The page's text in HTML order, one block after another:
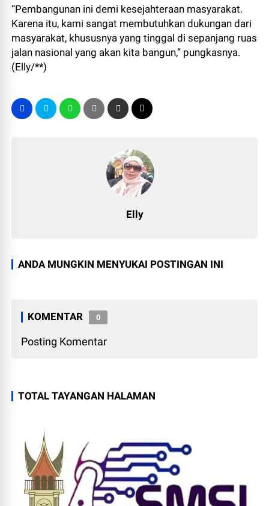
“Pembangunan ini demi kesejahteraan masyarakat.
Karena itu, kami sangat membutuhkan dukungan dari
masyarakat, khususnya yang tinggal di sepanjang ruas
jalan nasional yang akan kita bangun,” pungkasnya.
(Elly/**)
Elly
ANDA MUNGKIN MENYUKAI POSTINGAN INI
KOMENTAR 0
Posting Komentar
TOTAL TAYANGAN HALAMAN